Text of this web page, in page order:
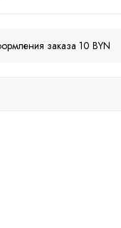
заказа 10 BYN